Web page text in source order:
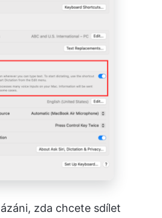
zda chcete sdílet